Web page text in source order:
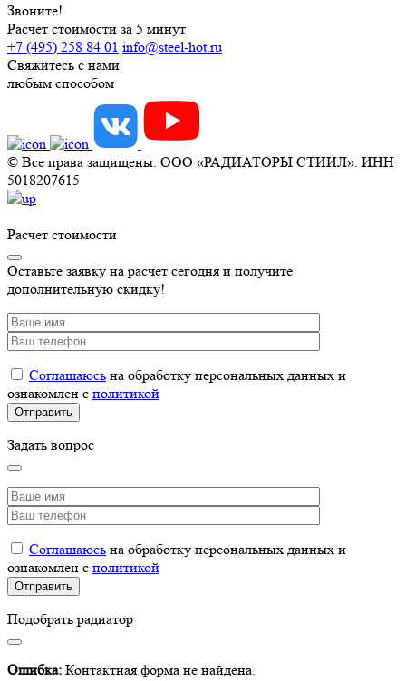
Звоните!
Расчет стоимости за 5 минут
+7 (495) 258 84 01 info@steel-hot.ru
Свяжитесь с нами
любым способом
© Все права защищены. ООО «РАДИАТОРЫ СТИИЛ». ИНН
5018207615
Расчет стоимости
Оставьте заявку на расчет сегодня и получите
дополнительную скидку!
Соглашаюсь на обработку персональных данных и
ознакомлен с политикой
Задать вопрос
Соглашаюсь на обработку персональных данных и
ознакомлен с политикой
Подобрать радиатор
Ошибка: Контактная форма не найдена.